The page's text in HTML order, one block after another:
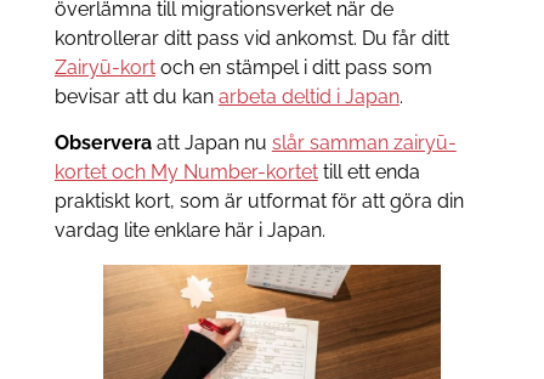
överlämna till migrationsverket när de
kontrollerar ditt pass vid ankomst. Du får ditt
Zairyū-kortoch en stämpel i ditt pass som
bevisar att du kan arbeta deltid i Japan.
Observeraatt Japan nu slår samman zairyū-
kortet och My Number-kortettill ett enda
praktiskt kort, som är utformat för att göra din
vardag lite enklare här i Japan.